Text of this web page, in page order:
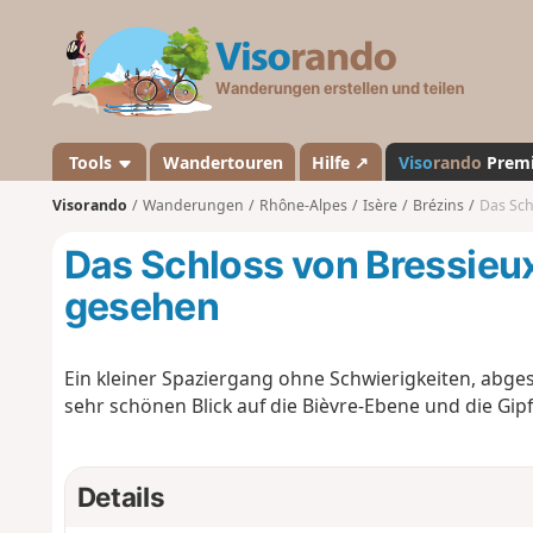
a
n
d
Tools Wandertouren Hilfe ↗ Visorando
Visorando Wanderungen Rhône-Alpes Isère Brézins Das
Das Schloss von
gesehen
Ein kleiner Spaziergang ohne Schwierigkeiten,
sehr schönen Blick auf die Bièvre-Ebene und die
Details